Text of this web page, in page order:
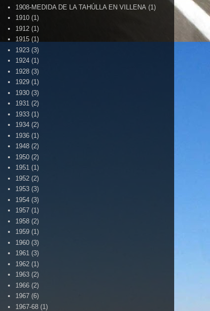
1908-MEDIDA DE LA TAHÚLLA EN VILLENA (1)
1910 (1)
1912 (1)
1915 (1)
1923 (3)
1924 (1)
1928 (3)
1929 (1)
1930 (3)
1931 (2)
1933 (1)
1934 (2)
1936 (1)
1948 (2)
1950 (2)
1951 (1)
1952 (2)
1953 (3)
1954 (3)
1957 (1)
1958 (2)
1959 (1)
1960 (3)
1961 (3)
1962 (1)
1963 (2)
1966 (2)
1967 (6)
1967-68 (1)